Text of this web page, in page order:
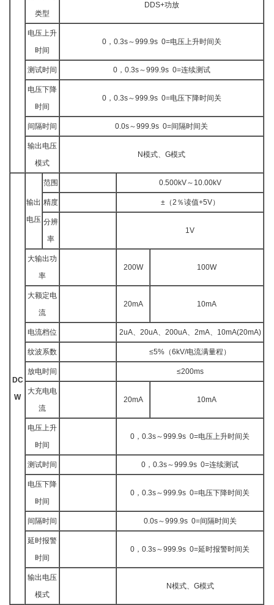
类型
DDS+功放
电压上升
时间
0，0.3s～999.9s 0=电压上升时间关
测试时间 0，0.3s～999.9s 0=连续测试
电压下降
时间
0，0.3s～999.9s 0=电压下降时间关
间隔时间 0.0s～999.9s 0=间隔时间关
输出电压
模式
N模式、G模式
DC
W
输出
电压
范围 0.500kV～10.00kV
精度 ±（2％读值+5V）
分辨
率
1V
大输出功
率
200W 100W
大额定电
流
20mA 10mA
电流档位 2uA、20uA、200uA、2mA、10mA(20mA)
纹波系数 ≤5%（6kV/电流满量程）
放电时间 ≤200ms
大充电电
流
20mA 10mA
电压上升
时间
0，0.3s～999.9s 0=电压上升时间关
测试时间 0，0.3s～999.9s 0=连续测试
电压下降
时间
0，0.3s～999.9s 0=电压下降时间关
间隔时间 0.0s～999.9s 0=间隔时间关
延时报警
时间
0，0.3s～999.9s 0=延时报警时间关
输出电压
模式
N模式、G模式